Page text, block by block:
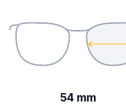
54 mm